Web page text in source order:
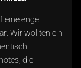
eine enge
Wir wollten ein
die